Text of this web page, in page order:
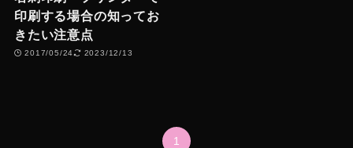
印刷する場合の知ってお
きたい注意点
2017/05/24 2023/12/13
1